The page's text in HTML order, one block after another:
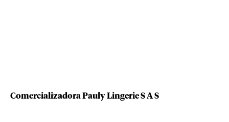
Comercializadora Pauly Lingerie S A S